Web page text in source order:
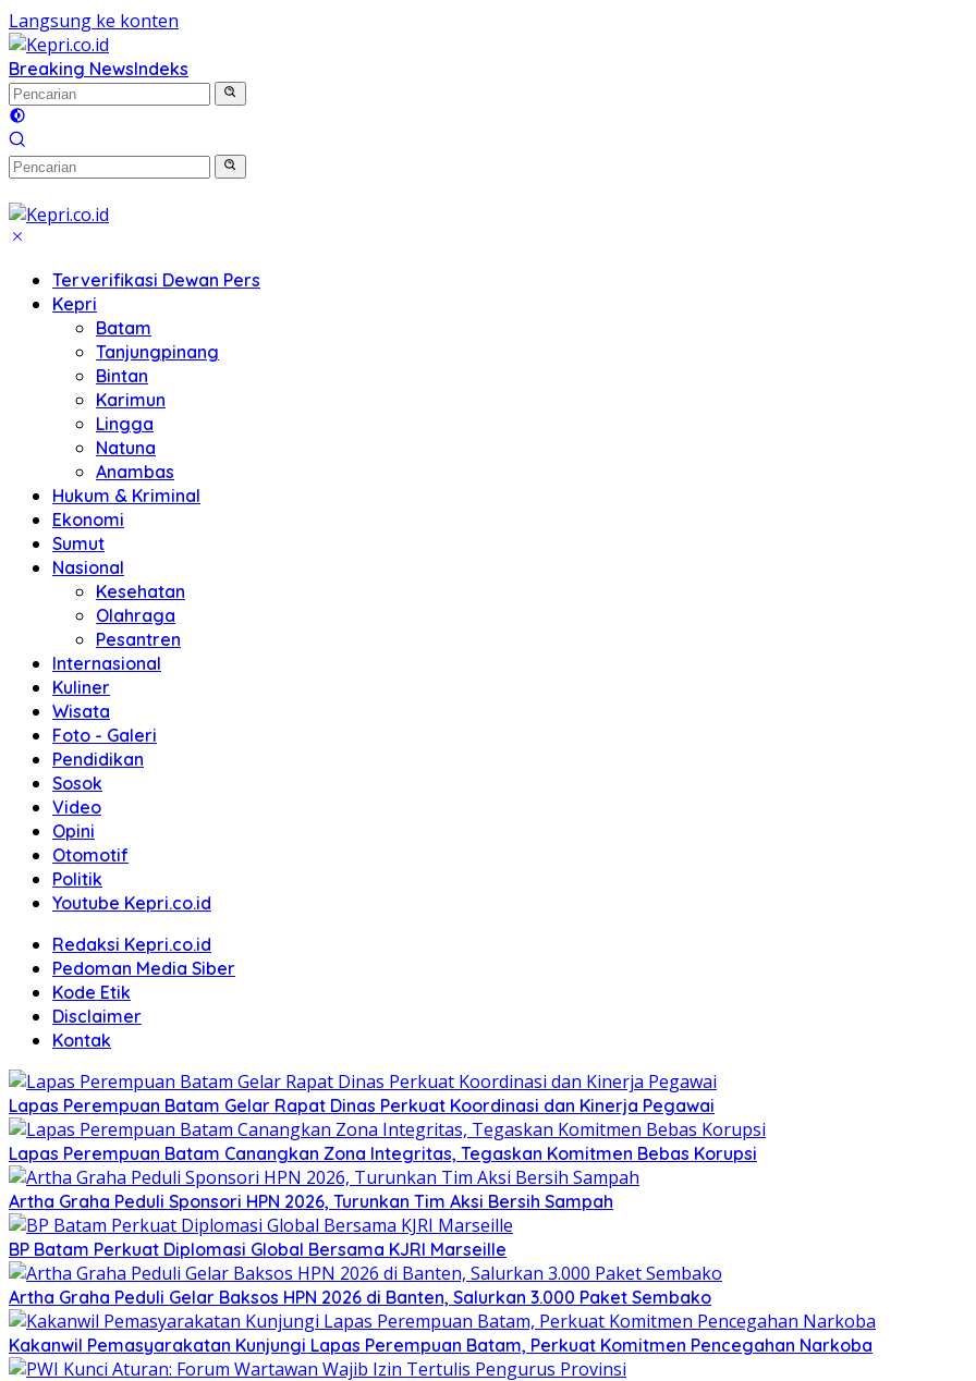
Langsung ke konten
Breaking NewsIndeks
Terverifikasi Dewan Pers
Kepri
Batam
Tanjungpinang
Bintan
Karimun
Lingga
Natuna
Anambas
Hukum & Kriminal
Ekonomi
Sumut
Nasional
Kesehatan
Olahraga
Pesantren
Internasional
Kuliner
Wisata
Foto - Galeri
Pendidikan
Sosok
Video
Opini
Otomotif
Politik
Youtube Kepri.co.id
Redaksi Kepri.co.id
Pedoman Media Siber
Kode Etik
Disclaimer
Kontak
Lapas Perempuan Batam Gelar Rapat Dinas Perkuat Koordinasi dan Kinerja Pegawai
Lapas Perempuan Batam Canangkan Zona Integritas, Tegaskan Komitmen Bebas Korupsi
Artha Graha Peduli Sponsori HPN 2026, Turunkan Tim Aksi Bersih Sampah
BP Batam Perkuat Diplomasi Global Bersama KJRI Marseille
Artha Graha Peduli Gelar Baksos HPN 2026 di Banten, Salurkan 3.000 Paket Sembako
Kakanwil Pemasyarakatan Kunjungi Lapas Perempuan Batam, Perkuat Komitmen Pencegahan Narkoba